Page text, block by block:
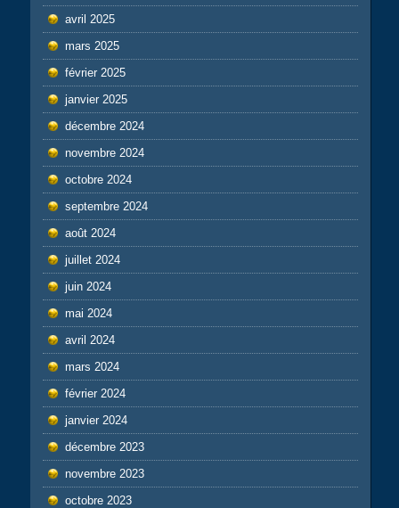
avril 2025
mars 2025
février 2025
janvier 2025
décembre 2024
novembre 2024
octobre 2024
septembre 2024
août 2024
juillet 2024
juin 2024
mai 2024
avril 2024
mars 2024
février 2024
janvier 2024
décembre 2023
novembre 2023
octobre 2023